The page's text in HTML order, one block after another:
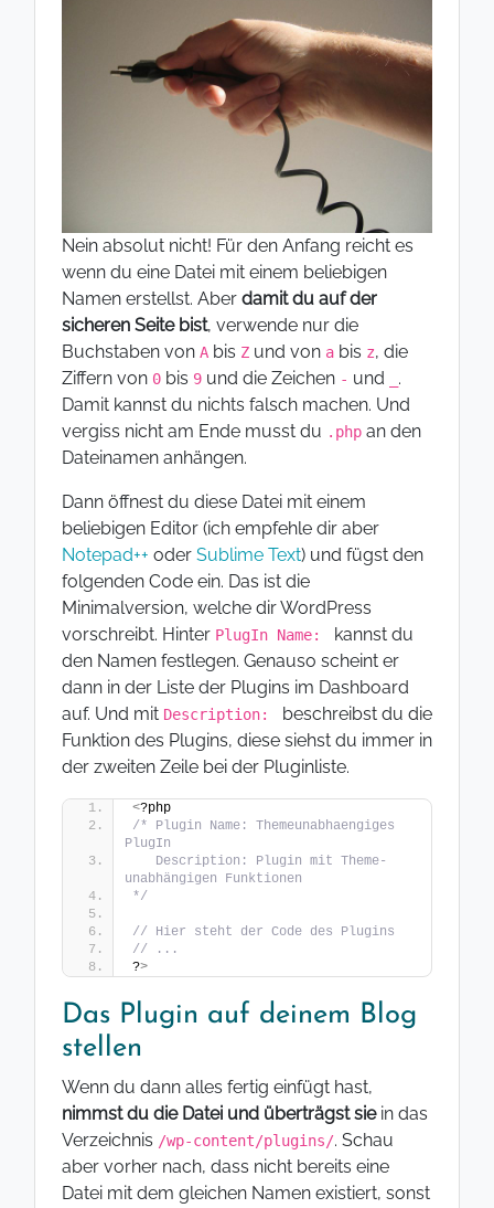
Nein absolut nicht! Für den Anfang reicht es
wenn du eine Datei mit einem beliebigen
Namen erstellst. Aber damit du auf der
sicheren Seite bist, verwende nur die
Buchstaben von A bis Z und von a bis z, die
Ziffern von 0 bis 9 und die Zeichen - und
.
Damit kannst du nichts falsch machen. Und
vergiss nicht am Ende musst du .php an den
Dateinamen anhängen.
Dann öffnest du diese Datei mit einem
beliebigen Editor (ich empfehle dir aber
Notepad++ oder Sublime Text) und fügst den
folgenden Code ein. Das ist die
Minimalversion, welche dir WordPress
vorschreibt. Hinter PlugIn Name:
kannst du
den Namen festlegen. Genauso scheint er
dann in der Liste der Plugins im Dashboard
auf. Und mit Description:
beschreibst du die
Funktion des Plugins, diese siehst du immer in
der zweiten Zeile bei der Pluginliste.
<?php
/* Plugin Name: Themeunabhaengiges
PlugIn
   Description: Plugin mit Theme-
unabhängigen Funktionen
*/
// Hier steht der Code des Plugins
// ...
?>
Das Plugin auf deinem Blog
stellen
Wenn du dann alles fertig einfügt hast,
nimmst du die Datei und überträgst siein das
Verzeichnis /wp-content/plugins/. Schau
aber vorher nach, dass nicht bereits eine
Datei mit dem gleichen Namen existiert, sonst